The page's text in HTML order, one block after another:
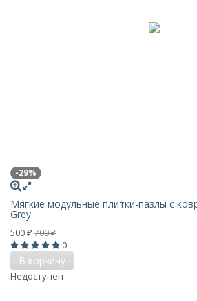
-29%
Мягкие модульные плитки-пазлы с
Grey
500 ₽ 700₽
0
В корзину
Недоступен